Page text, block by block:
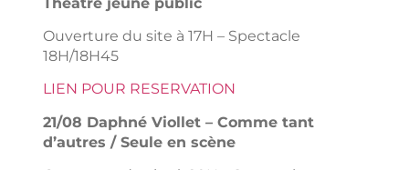
Ouverture du site à 17H – Spectacle
18H/18H45
LIEN POUR RESERVATION
21/08 Daphné Viollet – Comme tant
d’autres / Seule en scène